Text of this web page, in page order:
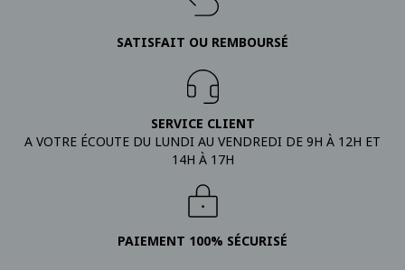
SATISFAIT OU REMBOURSÉ
SERVICE CLIENT
A VOTRE ÉCOUTE DU LUNDI AU VENDREDI DE 9H À 12H ET
14H À 17H
PAIEMENT 100% SÉCURISÉ